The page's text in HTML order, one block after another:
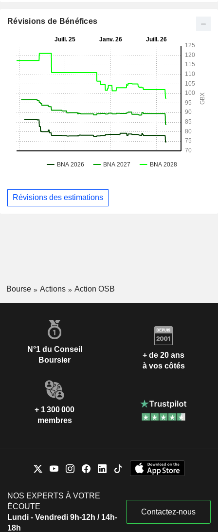
Révisions de Bénéfices
Révisions des estimations
Bourse Actions Action OSB
N°1 du Conseil
Boursier
+ de 20 ans
à vos côtés
+ 1 300 000
membres
NOS EXPERTS À VOTRE
ÉCOUTE
Lundi - Vendredi 9h-12h / 14h-
18h
Contactez-nous